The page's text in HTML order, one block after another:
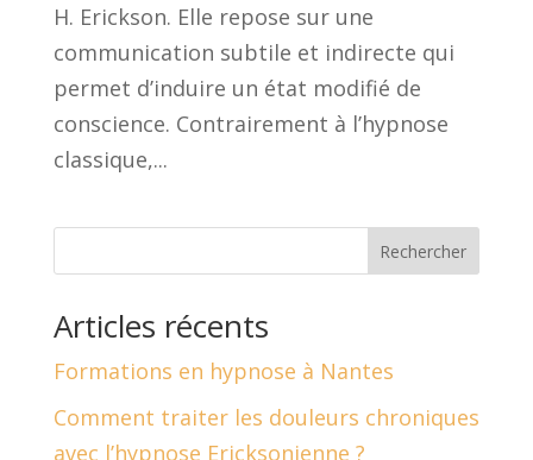
H. Erickson. Elle repose sur une
communication subtile et indirecte qui
permet d’induire un état modifié de
conscience. Contrairement à l’hypnose
classique,...
Rechercher
Articles récents
Formations en hypnose à Nantes
Comment traiter les douleurs chroniques
avec l’hypnose Ericksonienne ?